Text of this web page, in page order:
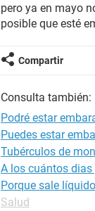
pero ya en mayo
posible que esté
Compartir
Consulta también:
Podré estar
Puedes estar
Tubérculos de
A los cuántos
Porque sale
Salud